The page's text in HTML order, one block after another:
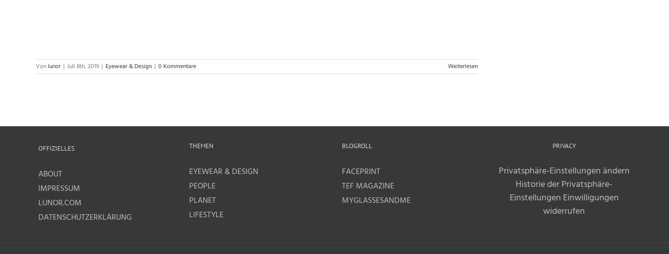
Von lunor | Juli 8th, 2019 | Eyewear & Design | 0 Kommentare Weiterlesen
OFFIZIELLES
ABOUT
IMPRESSUM
LUNOR.COM
DATENSCHUTZERKLÄRUNG
THEMEN
EYEWEAR & DESIGN
PEOPLE
PLANET
LIFESTYLE
BLOGROLL
FACEPRINT
TEF MAGAZINE
MYGLASSESANDME
PRIVACY
Privatsphäre-Einstellungen ändern
Historie der Privatsphäre-
Einstellungen Einwilligungen
widerrufen